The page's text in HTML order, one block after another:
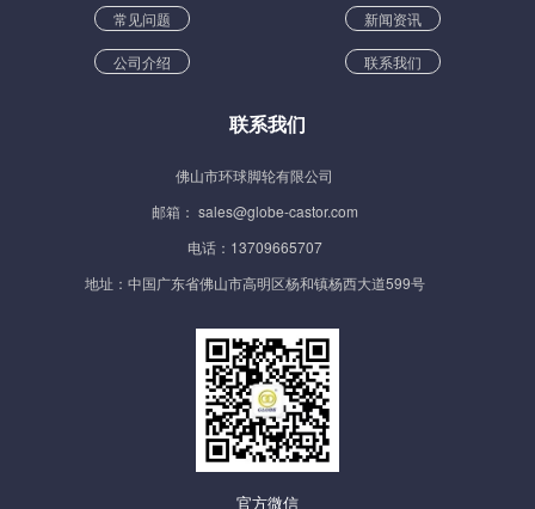
常见问题 新闻资讯
公司介绍 联系我们
联系我们
佛山市环球脚轮有限公司
邮箱： sales@globe-castor.com
电话：13709665707
地址：中国广东省佛山市高明区杨和镇杨西大道599号
官方微信